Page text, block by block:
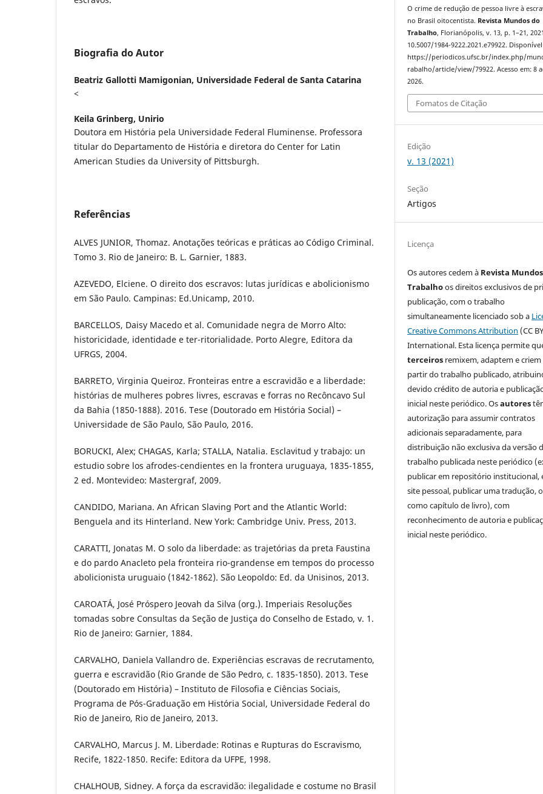
Biografia do Autor
Beatriz Gallotti Mamigonian, Universidade Federal de Santa Catarina
<
Keila Grinberg, Unirio
Doutora em História pela Universidade Federal Fluminense. Professora
titular do Departamento de História e diretora do Center for Latin
American Studies da University of Pittsburgh.
Referências
ALVES JUNIOR, Thomaz. Anotações teóricas e práticas ao Código Criminal.
Tomo 3. Rio de Janeiro: B. L. Garnier, 1883.
AZEVEDO, Elciene. O direito dos escravos: lutas jurídicas e abolicionismo
em São Paulo. Campinas: Ed.Unicamp, 2010.
BARCELLOS, Daisy Macedo et al. Comunidade negra de Morro Alto:
historicidade, identidade e ter-ritorialidade. Porto Alegre, Editora da
UFRGS, 2004.
BARRETO, Virginia Queiroz. Fronteiras entre a escravidão e a liberdade:
histórias de mulheres pobres livres, escravas e forras no Recôncavo Sul
da Bahia (1850-1888). 2016. Tese (Doutorado em História Social) –
Universidade de São Paulo, São Paulo, 2016.
BORUCKI, Alex; CHAGAS, Karla; STALLA, Natalia. Esclavitud y trabajo: un
estudio sobre los afrodes-cendientes en la frontera uruguaya, 1835-1855,
2 ed. Montevideo: Mastergraf, 2009.
CANDIDO, Mariana. An African Slaving Port and the Atlantic World:
Benguela and its Hinterland. New York: Cambridge Univ. Press, 2013.
CARATTI, Jonatas M. O solo da liberdade: as trajetórias da preta Faustina
e do pardo Anacleto pela fronteira rio-grandense em tempos do processo
abolicionista uruguaio (1842-1862). São Leopoldo: Ed. da Unisinos, 2013.
CAROATÁ, José Próspero Jeovah da Silva (org.). Imperiais Resoluções
tomadas sobre Consultas da Seção de Justiça do Conselho de Estado, v. 1.
Rio de Janeiro: Garnier, 1884.
CARVALHO, Daniela Vallandro de. Experiências escravas de recrutamento,
guerra e escravidão (Rio Grande de São Pedro, c. 1835-1850). 2013. Tese
(Doutorado em História) – Instituto de Filosofia e Ciências Sociais,
Programa de Pós-Graduação em História Social, Universidade Federal do
Rio de Janeiro, Rio de Janeiro, 2013.
CARVALHO, Marcus J. M. Liberdade: Rotinas e Rupturas do Escravismo,
Recife, 1822-1850. Recife: Editora da UFPE, 1998.
CHALHOUB, Sidney. A força da escravidão: ilegalidade e costume no Brasil
O crime de redução de pessoa livre à
no Brasil oitocentista. Revista Mundos do
Trabalho, Florianópolis, v. 13, p. 1–21,
10.5007/1984-9222.2021.e79922.
https://periodicos.ufsc.br/index.php/
rabalho/article/view/79922. Acesso em: 8
2026.
Fomatos de Citação
Edição
v. 13 (2021)
Seção
Artigos
Licença
Os autores cedem à Revista
Trabalhoos direitos exclusivos de
publicação, com o trabalho
simultaneamente licenciado sob a
Creative Commons Attribution (CC
International. Esta licença permite
terceiros remixem, adaptem e criem
partir do trabalho publicado,
devido crédito de autoria e
inicial neste periódico. Osautores
autorização para assumir contratos
adicionais separadamente, para
distribuição não exclusiva da versão
trabalho publicada neste periódico
publicar em repositório institucional,
site pessoal, publicar uma tradução,
como capítulo de livro), com
reconhecimento de autoria e
inicial neste periódico.